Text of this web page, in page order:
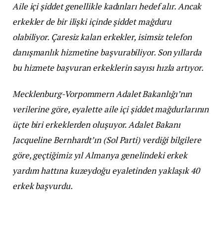
Aile içi şiddet genellikle kadınları hedef alır. Ancak
erkekler de bir ilişki içinde şiddet mağduru
olabiliyor. Çaresiz kalan erkekler, isimsiz telefon
danışmanlık hizmetine başvurabiliyor. Son yıllarda
bu hizmete başvuran erkeklerin sayısı hızla artıyor.
Mecklenburg-Vorpommern Adalet Bakanlığı’nın
verilerine göre, eyalette aile içi şiddet mağdurlarının
üçte biri erkeklerden oluşuyor. Adalet Bakanı
Jacqueline Bernhardt’ın (Sol Parti) verdiği bilgilere
göre, geçtiğimiz yıl Almanya genelindeki erkek
yardım hattına kuzeydoğu eyaletinden yaklaşık 40
erkek başvurdu.